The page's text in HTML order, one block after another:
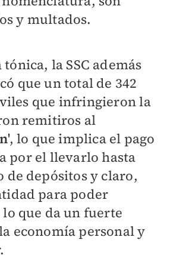
y multados.
tónica, la SSC además
que un total de 342
que infringieron la
remitiros al
', lo que implica el pago
por el llevarlo hasta
de depósitos y claro,
para poder
lo que da un fuerte
economía personal y